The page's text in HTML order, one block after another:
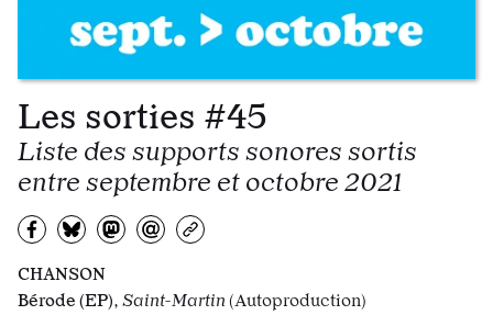
Les sorties #45
Liste des supports sonores sortis
entre septembre et octobre 2021
Partagez sur Facebook
Partager sur Bluesky
Partager sur Mastodon
Partagez par e-mail
Copiez l’url
CHANSON
Bérode (EP), Saint-Martin(Autoproduction)